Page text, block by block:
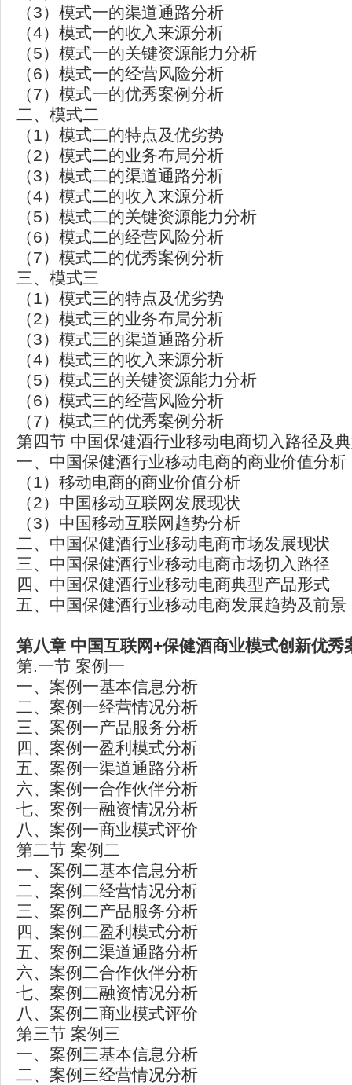
（3）模式一的渠道通路分析
（4）模式一的收入来源分析
（5）模式一的关键资源能力分析
（6）模式一的经营风险分析
（7）模式一的优秀案例分析
二、模式二
（1）模式二的特点及优劣势
（2）模式二的业务布局分析
（3）模式二的渠道通路分析
（4）模式二的收入来源分析
（5）模式二的关键资源能力分析
（6）模式二的经营风险分析
（7）模式二的优秀案例分析
三、模式三
（1）模式三的特点及优劣势
（2）模式三的业务布局分析
（3）模式三的渠道通路分析
（4）模式三的收入来源分析
（5）模式三的关键资源能力分析
（6）模式三的经营风险分析
（7）模式三的优秀案例分析
第四节 中国保健酒行业移动电商切入路径及
一、中国保健酒行业移动电商的商业价值分析
（1）移动电商的商业价值分析
（2）中国移动互联网发展现状
（3）中国移动互联网趋势分析
二、中国保健酒行业移动电商市场发展现状
三、中国保健酒行业移动电商市场切入路径
四、中国保健酒行业移动电商典型产品形式
五、中国保健酒行业移动电商发展趋势及前景
第八章 中国互联网+保健酒商业模式创新优秀
第.一节 案例一
一、案例一基本信息分析
二、案例一经营情况分析
三、案例一产品服务分析
四、案例一盈利模式分析
五、案例一渠道通路分析
六、案例一合作伙伴分析
七、案例一融资情况分析
八、案例一商业模式评价
第二节 案例二
一、案例二基本信息分析
二、案例二经营情况分析
三、案例二产品服务分析
四、案例二盈利模式分析
五、案例二渠道通路分析
六、案例二合作伙伴分析
七、案例二融资情况分析
八、案例二商业模式评价
第三节 案例三
一、案例三基本信息分析
二、案例三经营情况分析